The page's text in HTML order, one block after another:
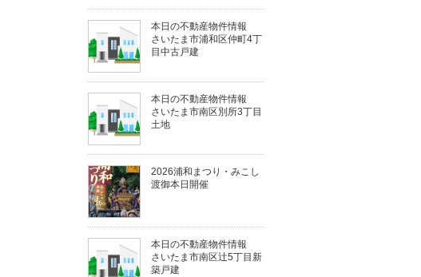
本日の不動産物件情報
さいたま市浦和区仲町4丁
目中古戸建
本日の不動産物件情報
さいたま市南区別所3丁目
土地
2026浦和まつり・みこし
渡御本日開催
本日の不動産物件情報
さいたま市南区辻5丁目新
築戸建